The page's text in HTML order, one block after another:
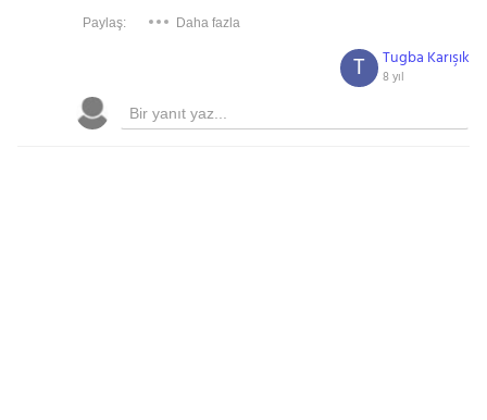
Paylaş: Daha fazla
Tugba Karışık
8 yıl
T